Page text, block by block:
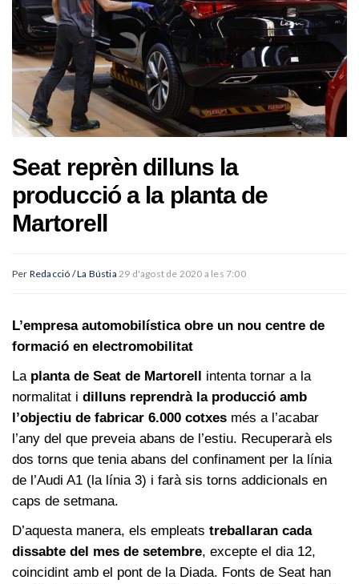
Seat reprèn dilluns la
producció a la planta de
Martorell
Per Redacció / La Bústia 29 d'agost de 2020 a les 7:00
L’empresa automobilística obre un nou centre de
formació en electromobilitat
La planta de Seat de Martorell intenta tornar a la
normalitat i dilluns reprendrà la producció amb
l’objectiu de fabricar 6.000 cotxes més a l’acabar
l’any del que preveia abans de l’estiu. Recuperarà els
dos torns que tenia abans del confinament per la línia
de l’Audi A1 (la línia 3) i farà sis torns addicionals en
caps de setmana.
D’aquesta manera, els empleats treballaran cada
dissabte del mes de setembre, excepte el dia 12,
coincidint amb el pont de la Diada. Fonts de Seat han